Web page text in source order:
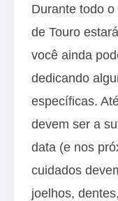
Durante todo
de Touro
você ainda
dedicando
específicas.
devem ser a
data (e nos
cuidados
joelhos,